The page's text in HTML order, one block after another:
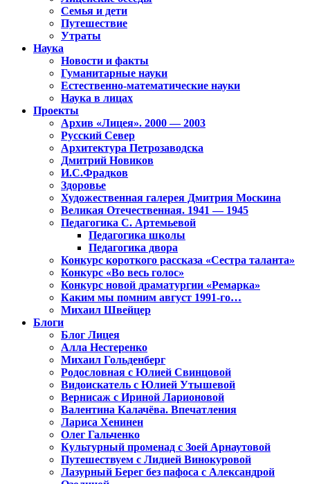
Семья и дети
Путешествие
Утраты
Наука
Новости и факты
Гуманитарные науки
Естественно-математические науки
Наука в лицах
Проекты
Архив «Лицея». 2000 — 2003
Русский Север
Архитектура Петрозаводска
Дмитрий Новиков
И.С.Фрадков
Здоровье
Художественная галерея Дмитрия Москина
Великая Отечественная. 1941 — 1945
Педагогика С. Артемьевой
Педагогика школы
Педагогика двора
Конкурс короткого рассказа «Сестра таланта»
Конкурс «Во весь голос»
Конкурс новой драматургии «Ремарка»
Каким мы помним август 1991-го…
Михаил Швейцер
Блоги
Блог Лицея
Алла Нестеренко
Михаил Гольденберг
Родословная с Юлией Свинцовой
Видоискатель с Юлией Утышевой
Вернисаж с Ириной Ларионовой
Валентина Калачёва. Впечатления
Лариса Хенинен
Олег Гальченко
Культурный променад с Зоей Арнаутовой
Путешествуем с Лидией Винокуровой
Лазурный Берег без пафоса с Александрой